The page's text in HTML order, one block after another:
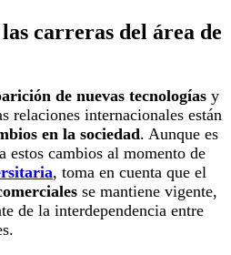
carreras del área de
de nuevas tecnologías y
relaciones internacionales están
en la sociedad. Aunque es
estos cambios al momento de
, toma en cuenta que el
se mantiene vigente,
de la interdependencia entre